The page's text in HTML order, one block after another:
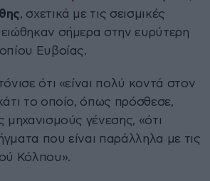
, σχετικά με τις σεισμικές
σήμερα στην ευρύτερη
Ευβοίας.
ότι «είναι πολύ κοντά στον
το οποίο, όπως πρόσθεσε,
μηχανισμούς γένεσης, «ότι
που είναι παράλληλα με τις
Κόλπου».